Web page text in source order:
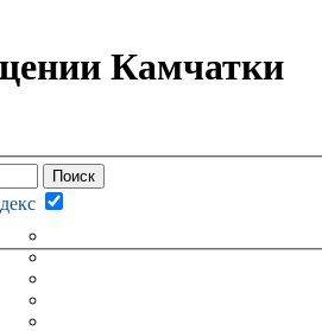
Камчатки
ФОРУМ
НЕПРОЧИТАННЫЕ